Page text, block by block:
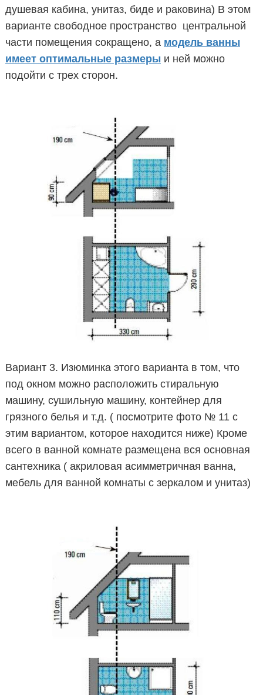
душевая кабина, унитаз, биде и раковина) В этом
варианте свободное пространство центральной
части помещения сокращено, а модель ванны
имеет оптимальные размеры и ней можно
подойти с трех сторон.
Вариант 3. Изюминка этого варианта в том, что
под окном можно расположить стиральную
машину, сушильную машину, контейнер для
грязного белья и т.д. ( посмотрите фото № 11 с
этим вариантом, которое находится ниже) Кроме
всего в ванной комнате размещена вся основная
сантехника ( акриловая асимметричная ванна,
мебель для ванной комнаты с зеркалом и унитаз)